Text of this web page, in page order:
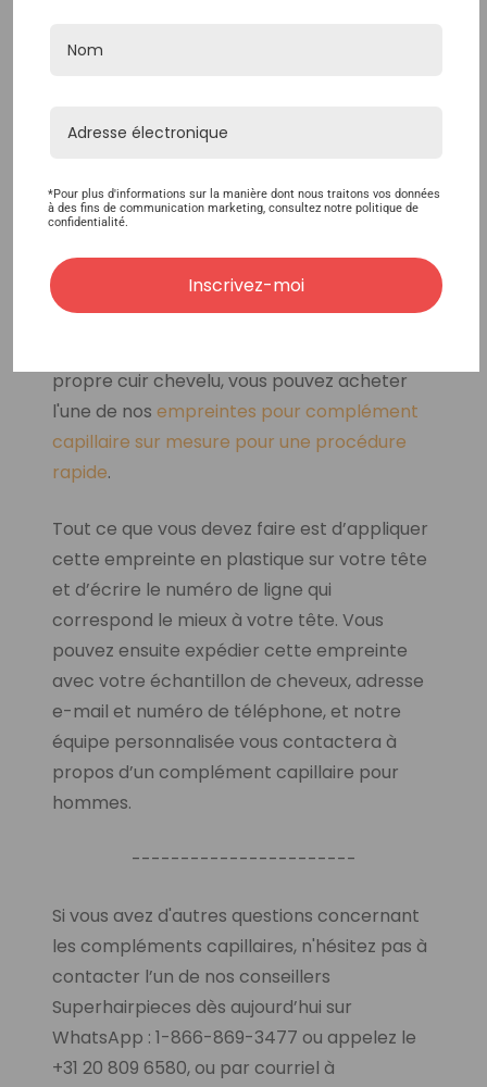
Si vous souhaitez obtenir une mesure encore
propre cuir chevelu, vous pouvez acheter
l'une de nos empreintes pour complément
capillaire sur mesure pour une procédure
rapide.
Tout ce que vous devez faire est d’appliquer
cette empreinte en plastique sur votre tête
et d’écrire le numéro de ligne qui
correspond le mieux à votre tête. Vous
pouvez ensuite expédier cette empreinte
avec votre échantillon de cheveux, adresse
e-mail et numéro de téléphone, et notre
équipe personnalisée vous contactera à
propos d’un complément capillaire pour
hommes.
-----------------------
Si vous avez d'autres questions concernant
les compléments capillaires, n'hésitez pas à
contacter l’un de nos conseillers
Superhairpieces dès aujourd’hui sur
WhatsApp : 1-866-869-3477 ou appelez le
+31 20 809 6580, ou par courriel à
*Pour plus d'informations sur la manière dont nous traitons vos données
à des fins de communication marketing, consultez notre politique de
confidentialité.
Inscrivez-moi